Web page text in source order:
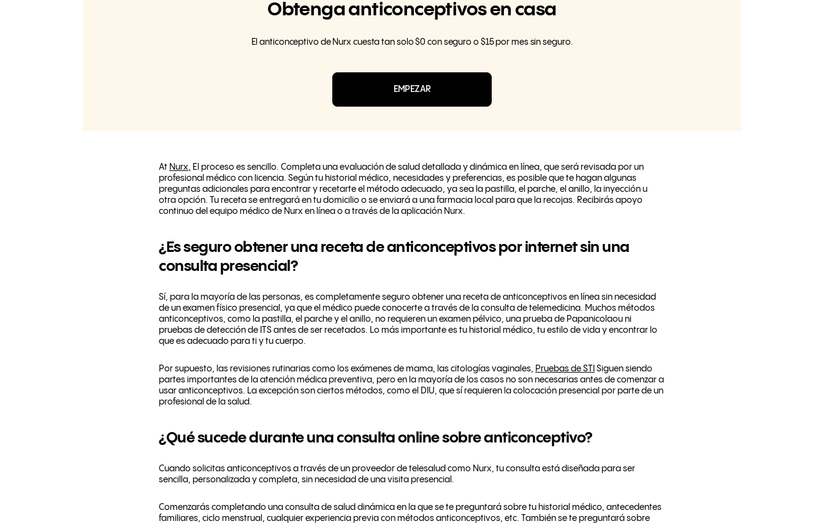
Obtenga anticonceptivos en casa
El anticonceptivo de Nurx cuesta tan solo $0 con seguro o $15 por mes sin seguro.
EMPEZAR
At Nurx, El proceso es sencillo. Completa una evaluación de salud detallada y dinámica en línea, que será revisada por un
profesional médico con licencia. Según tu historial médico, necesidades y preferencias, es posible que te hagan algunas
preguntas adicionales para encontrar y recetarte el método adecuado, ya sea la pastilla, el parche, el anillo, la inyección u
otra opción. Tu receta se entregará en tu domicilio o se enviará a una farmacia local para que la recojas. Recibirás apoyo
continuo del equipo médico de Nurx en línea o a través de la aplicación Nurx.
¿Es seguro obtener una receta de anticonceptivos por internet sin una
consulta presencial?
Sí, para la mayoría de las personas, es completamente seguro obtener una receta de anticonceptivos en línea sin necesidad
de un examen físico presencial, ya que el médico puede conocerte a través de la consulta de telemedicina. Muchos métodos
anticonceptivos, como la pastilla, el parche y el anillo, no requieren un examen pélvico, una prueba de Papanicolaou ni
pruebas de detección de ITS antes de ser recetados. Lo más importante es tu historial médico, tu estilo de vida y encontrar lo
que es adecuado para ti y tu cuerpo.
Por supuesto, las revisiones rutinarias como los exámenes de mama, las citologías vaginales, Pruebas de STI
Siguen siendo
partes importantes de la atención médica preventiva, pero en la mayoría de los casos no son necesarias antes de comenzar a
usar anticonceptivos. La excepción son ciertos métodos, como el DIU, que sí requieren la colocación presencial por parte de un
profesional de la salud.
¿Qué sucede durante una consulta online sobre anticonceptivo?
Cuando solicitas anticonceptivos a través de un proveedor de telesalud como Nurx, tu consulta está diseñada para ser
sencilla, personalizada y completa, sin necesidad de una visita presencial.
Comenzarás completando una consulta de salud dinámica en la que se te preguntará sobre tu historial médico, antecedentes
familiares, ciclo menstrual, cualquier experiencia previa con métodos anticonceptivos, etc. También se te preguntará sobre